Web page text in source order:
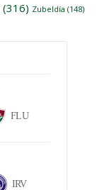
(316) Zubeldía (148)
FLU
IRV